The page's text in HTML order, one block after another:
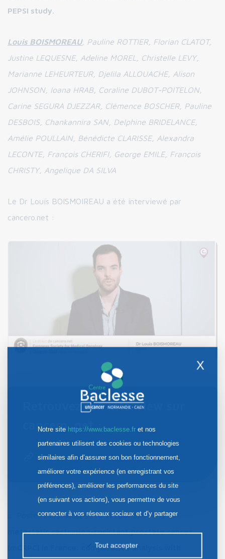
PEPSI study.
Louis BOISMOREAU, Pauline ROTTIER, Florian CLATOT,
Justine LEQUESNE, Adeline MOREL, Christelle LEVY,
Marianne LEHEURTEUR, Djelila ALLOUACHE, Alison
JOHNSON, Ioana HRAB, Coraline DUBOT-POITELON,
Carine SEGURA DJEZZAR, Clémence BOSCHER, Pauline
DESBOIS, Chankannira SAN, Delphine BRIDELANCE,
Amélie POULLAIN, Bénédicte CLARISSE, Alexandra
LECONTE, François CHERIFI, George EMILE, François
CHRISTY, Angelique DA SILVA
Le Dr Louis BOISMOIREAU a été interviewé par
cancero.net :
Retrouvez son interview sur
cancero. net :
En savoir plus
Poster 2415:Access to 177LuPSMA-617 in
metastatic castration-resistant prostate cancer
(mCRPC) in France: comparative analysis with
X
Notre site https://www.baclesse.fret nos
partenaires utilisent des cookies ou technologies
similaires afin d’assurer son bon fonctionnement,
améliorer votre expérience (en enregistrant vos
préférences), améliorer les performances du site
(en suivant vos actions), vous permettre de vous
connecter à vos réseaux sociaux et d’y partager
la publicité personnalisée sur notre site ou ceux de
nos partenaires. Certains traceurs non classés
Tout accepter